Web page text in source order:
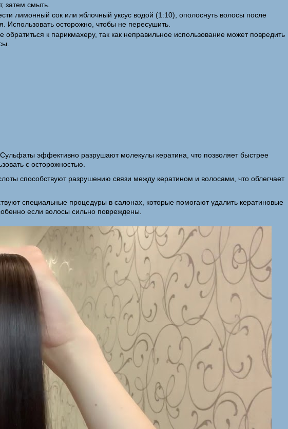
затем смыть.
лимонный сок или яблочный уксус водой (1:10), ополоснуть волосы после
Использовать осторожно, чтобы не пересушить.
обратиться к парикмахеру, так как неправильное использование может повредить
эффективно разрушают молекулы кератина, что позволяет быстрее
с осторожностью.
способствуют разрушению связи между кератином и волосами, что облегчает
специальные процедуры в салонах, которые помогают удалить кератиновые
если волосы сильно повреждены.